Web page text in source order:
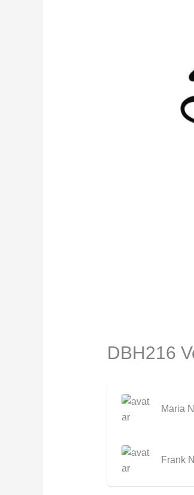
DBH216
Maria
Frank